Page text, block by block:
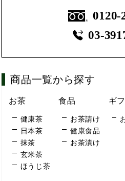
0120-
03-
商品一覧から探す
お茶
健康茶
日本茶
抹茶
玄米茶
ほうじ茶
食品
お茶請け
健康食品
お茶漬け
ギ